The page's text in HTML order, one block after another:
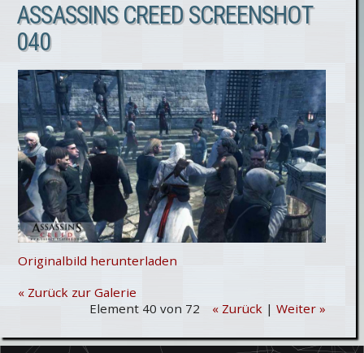
ASSASSINS CREED SCREENSHOT
040
Originalbild herunterladen
« Zurück zur Galerie
Element 40 von 72
« Zurück| Weiter »